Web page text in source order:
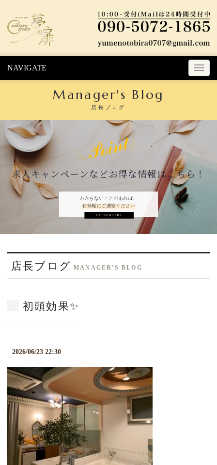
T
o
e
g
NAVIGATE
Manager's Blog
店長ブログ
わからないことがあれば、
お気軽にご連絡ください
求人キャンペーンなどお得な情報はこちら！
店長ブログ MANAGER'S BLOG
初頭効果✨
2026/06/23 22:30